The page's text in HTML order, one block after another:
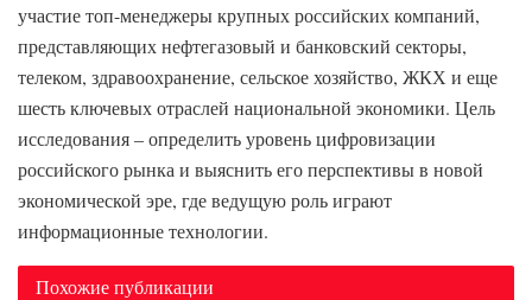
участие топ-менеджеры крупных российских компаний,
представляющих нефтегазовый и банковский секторы,
телеком, здравоохранение, сельское хозяйство, ЖКХ и еще
шесть ключевых отраслей национальной экономики. Цель
исследования – определить уровень цифровизации
российского рынка и выяснить его перспективы в новой
экономической эре, где ведущую роль играют
информационные технологии.
Похожие публикации